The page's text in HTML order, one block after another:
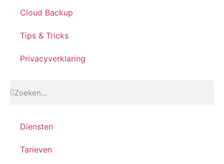
Cloud Backup
Tips & Tricks
Privacyverklaring
Diensten
Tarieven